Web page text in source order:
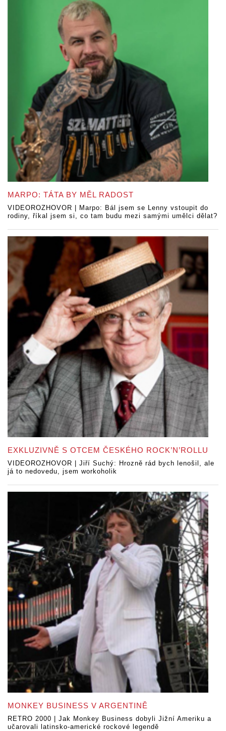
MARPO: TÁTA BY MĚL RADOST
VIDEOROZHOVOR | Marpo: Bál jsem se Lenny vstoupit do
rodiny, říkal jsem si, co tam budu mezi samými umělci dělat?
EXKLUZIVNĚ S OTCEM ČESKÉHO ROCK’N’ROLLU
VIDEOROZHOVOR | Jiří Suchý: Hrozně rád bych lenošil, ale
já to nedovedu, jsem workoholik
MONKEY BUSINESS V ARGENTINĚ
RETRO 2000 | Jak Monkey Business dobyli Jižní Ameriku a
učarovali latinsko-americké rockové legendě